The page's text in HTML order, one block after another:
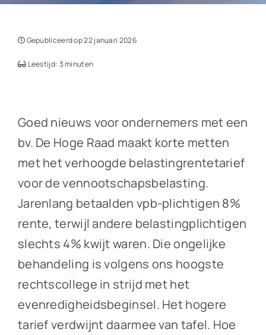
Gepubliceerd op 22 januari 2026
Leestijd: 3 minuten
Goed nieuws voor ondernemers met een
bv. De Hoge Raad maakt korte metten
met het verhoogde belastingrentetarief
voor de vennootschapsbelasting.
Jarenlang betaalden vpb-plichtigen 8%
rente, terwijl andere belastingplichtigen
slechts 4% kwijt waren. Die ongelijke
behandeling is volgens ons hoogste
rechtscollege in strijd met het
evenredigheidsbeginsel. Het hogere
tarief verdwijnt daarmee van tafel. Hoe